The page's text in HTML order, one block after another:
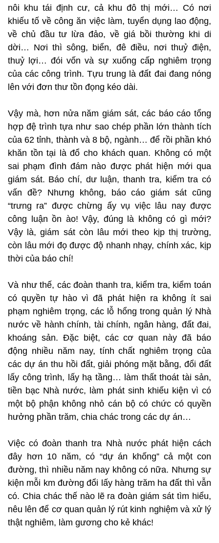
nôi khu tái định cư, cả khu đô thị mới… Có nơi
khiếu tố về công ăn việc làm, tuyển dụng lao động,
về chủ đầu tư lừa đảo, về giá bồi thường khi di
dời… Nơi thì sông, biển, đê điều, nơi thuỷ điện,
thuỷ lợi… đói vốn và sự xuống cấp nghiêm trọng
của các công trình. Tựu trung là đất đai đang nóng
lên với đơn thư tồn đọng kéo dài.
Vậy mà, hơn nửa năm giám sát, các báo cáo tổng
hợp đệ trình tựa như sao chép phần lớn thành tích
của 62 tỉnh, thành và 8 bộ, ngành… để rồi phần khó
khăn tồn tại là đổ cho khách quan. Không có một
sai phạm đình đám nào được phát hiện mới qua
giám sát. Báo chí, dư luận, thanh tra, kiểm tra có
vấn đề? Nhưng không, báo cáo giám sát cũng
“trưng ra” được chừng ấy vụ việc lâu nay được
công luận ồn ào! Vậy, đúng là không có gì mới?
Vậy là, giám sát còn lâu mới theo kịp thị trường,
còn lâu mới đọ được độ nhanh nhạy, chính xác, kịp
thời của báo chí!
Và như thế, các đoàn thanh tra, kiểm tra, kiểm toán
có quyền tự hào vì đã phát hiện ra không ít sai
phạm nghiêm trọng, các lỗ hổng trong quản lý Nhà
nước về hành chính, tài chính, ngân hàng, đất đai,
khoáng sản. Đặc biệt, các cơ quan này đã báo
động nhiều năm nay, tính chất nghiêm trọng của
các dự án thu hồi đất, giải phóng mặt bằng, đổi đất
lấy công trình, lấy hạ tầng… làm thất thoát tài sản,
tiền bạc Nhà nước, làm phát sinh khiếu kiện vì có
một bộ phận không nhỏ cán bộ có chức có quyền
hưởng phần trăm, chia chác trong các dự án…
Việc có đoàn thanh tra Nhà nước phát hiện cách
đây hơn 10 năm, có “dự án khống” cả một con
đường, thì nhiều năm nay không có nữa. Nhưng sự
kiện mỗi km đường đổi lấy hàng trăm ha đất thì vẫn
có. Chia chác thế nào lẽ ra đoàn giám sát tìm hiểu,
nêu lên để cơ quan quản lý rút kinh nghiệm và xử lý
thật nghiêm, làm gương cho kẻ khác!